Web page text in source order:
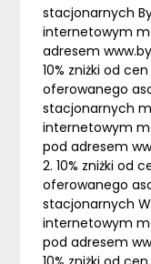
stacjonarnych
internetowym
adresem
10% zniżki od
oferowanego
stacjonarnych
internetowym
pod adresem
2. 10% zniżki od
oferowanego
stacjonarnych
internetowym
pod adresem